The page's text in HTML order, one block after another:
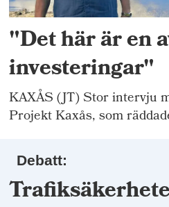
"Det här är en
investeringar"
KAXÅS (JT) Stor intervju
Projekt Kaxås, som
Debatt: